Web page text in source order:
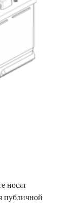
носят
публичной